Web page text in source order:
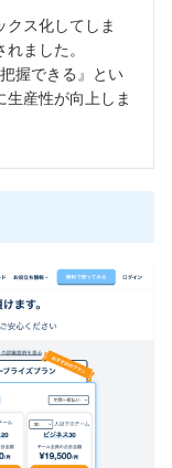
クス化してしま
ました。
握できる』とい
生産性が向上しま